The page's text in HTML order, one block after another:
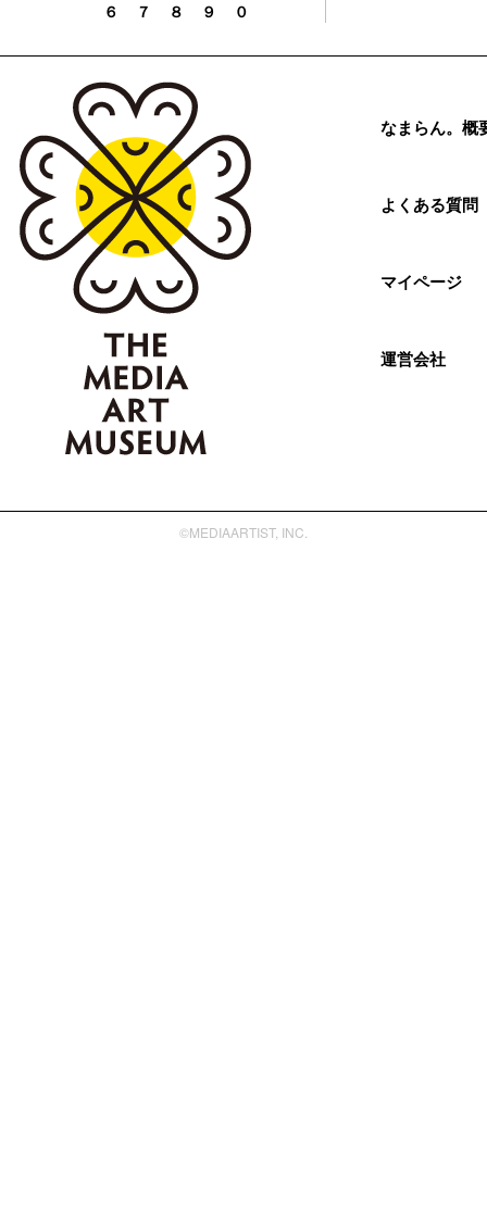
６
７ ８ ９ ０
なまらん。概
よくある質問
マイページ
運営会社
©MEDIAARTIST, INC.